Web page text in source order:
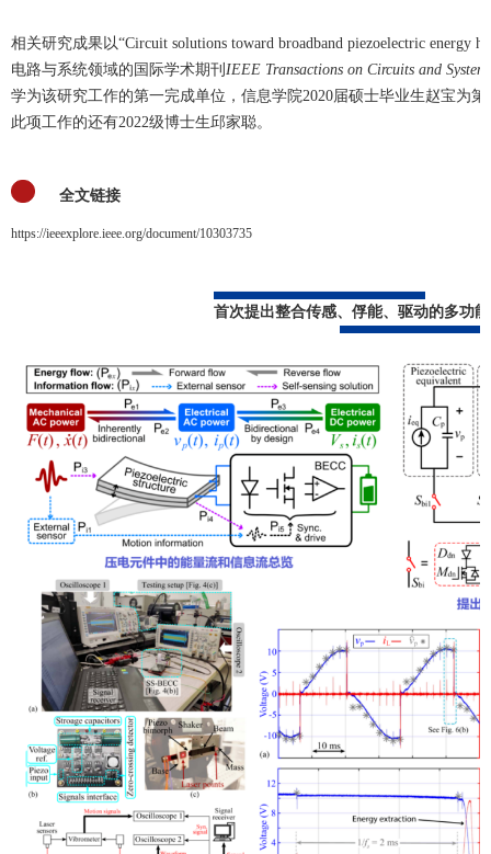
相关研究成果以“Circuit solutions toward broadband piezoelectric energy
电路与系统领域的国际学术期刊 IEEE Transactions on Circuits and
学为该研究工作的第一完成单位，信息学院2020届硕士毕业生赵宝为
此项工作的还有2022级博士生邱家聪。
全文链接
https://ieeexplore.ieee.org/document/10303735
首次提出整合传感、俘能、驱动的多功